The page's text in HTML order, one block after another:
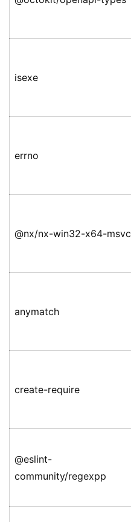
isexe
errno
@nx/nx-win32-x64-msvc
anymatch
create-require
@eslint-
community/regexpp